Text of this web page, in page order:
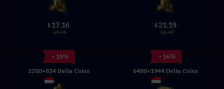
$ 17.16
19.99
$ 21.19
24.99
- 16%
3280+834 Delta Coins
- 16%
6480+1944 Delta Coins